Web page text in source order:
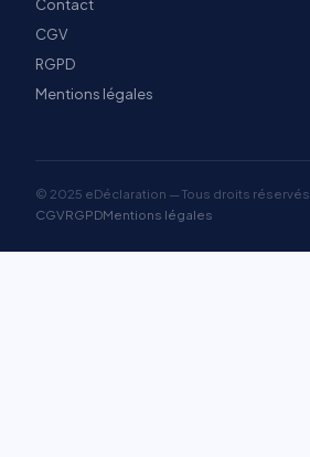
Contact
CGV
RGPD
Mentions légales
© 2025 eDéclaration — Tous droits réservés
CGVRGPDMentions légales